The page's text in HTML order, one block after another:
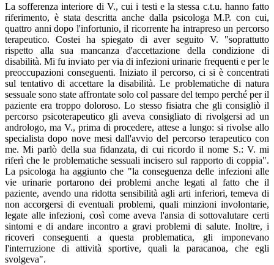
La sofferenza interiore di V., cui i testi e la stessa c.t.u. hanno fatto
riferimento, è stata descritta anche dalla psicologa M.P. con cui,
quattro anni dopo l'infortunio, il ricorrente ha intrapreso un percorso
terapeutico. Costei ha spiegato di aver seguito V. "soprattutto
rispetto alla sua mancanza d'accettazione della condizione di
disabilità. Mi fu inviato per via di infezioni urinarie frequenti e per le
preoccupazioni conseguenti. Iniziato il percorso, ci si è concentrati
sul tentativo di accettare la disabilità. Le problematiche di natura
sessuale sono state affrontate solo col passare del tempo perché per il
paziente era troppo doloroso. Lo stesso fisiatra che gli consigliò il
percorso psicoterapeutico gli aveva consigliato di rivolgersi ad un
andrologo, ma V., prima di procedere, attese a lungo: si rivolse allo
specialista dopo nove mesi dall'avvio del percorso terapeutico con
me. Mi parlò della sua fidanzata, di cui ricordo il nome S.: V. mi
riferì che le problematiche sessuali incisero sul rapporto di coppia".
La psicologa ha aggiunto che "la conseguenza delle infezioni alle
vie urinarie portarono dei problemi anche legati al fatto che il
paziente, avendo una ridotta sensibilità agli arti inferiori, temeva di
non accorgersi di eventuali problemi, quali minzioni involontarie,
legate alle infezioni, così come aveva l'ansia di sottovalutare certi
sintomi e di andare incontro a gravi problemi di salute. Inoltre, i
ricoveri conseguenti a questa problematica, gli imponevano
l'interruzione di attività sportive, quali la paracanoa, che egli
svolgeva".